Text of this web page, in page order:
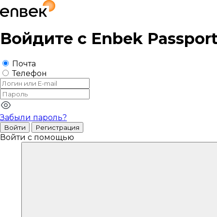
Войдите с Enbek
Почта
Телефон
Забыли пароль?
Войти Регистрация
Войти с помощью